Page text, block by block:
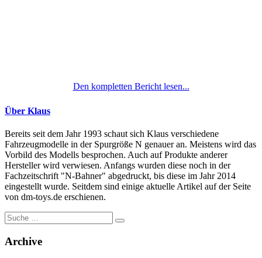
Den kompletten Bericht lesen...
Über Klaus
Bereits seit dem Jahr 1993 schaut sich Klaus verschiedene
Fahrzeugmodelle in der Spurgröße N genauer an. Meistens wird das
Vorbild des Modells besprochen. Auch auf Produkte anderer
Hersteller wird verwiesen. Anfangs wurden diese noch in der
Fachzeitschrift "N-Bahner" abgedruckt, bis diese im Jahr 2014
eingestellt wurde. Seitdem sind einige aktuelle Artikel auf der Seite
von dm-toys.de erschienen.
Suche
nach:
Archive